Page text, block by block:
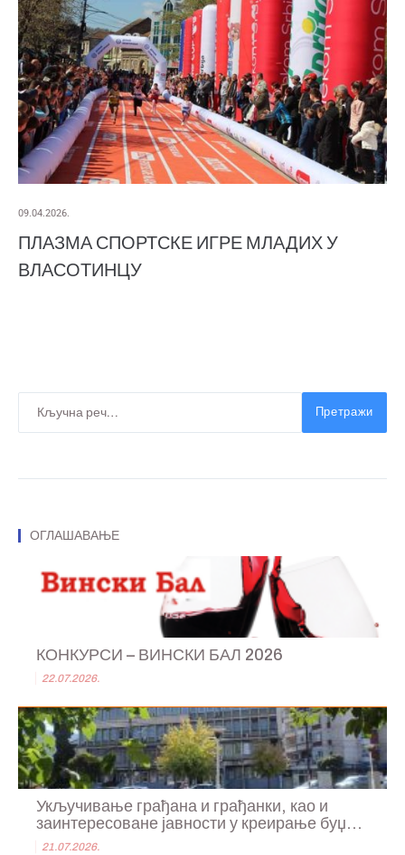
09.04.2026.
ПЛАЗМА СПОРТСКЕ ИГРЕ МЛАДИХ У
ВЛАСОТИНЦУ
Претражи
ОГЛАШАВАЊЕ
КОНКУРСИ – ВИНСКИ БАЛ 2026
22.07.2026.
Укључивање грађана и грађанки, као и
заинтересоване јавности у креирање буџ...
21.07.2026.